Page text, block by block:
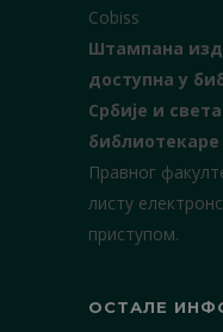
Cobiss
Штампана
доступна у
Србије и
Правног
листу
приступом.
ОСТАЛЕ